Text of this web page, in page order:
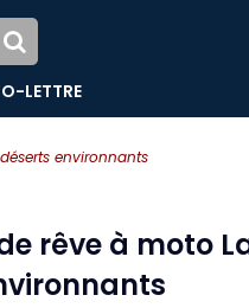
environnants
LETTRE
rêve à moto